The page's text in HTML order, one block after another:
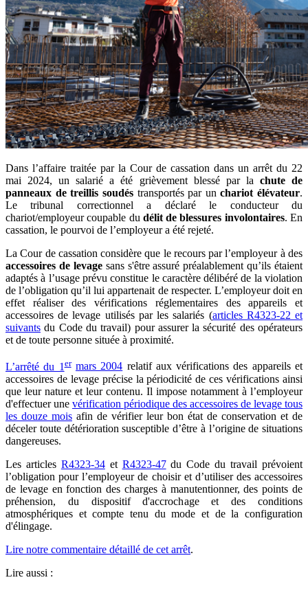
Dans l’affaire traitée par la Cour de cassation dans un arrêt du 22
mai 2024, un salarié a été grièvement blessé par la chute de
panneaux de treillis soudéstransportés par unchariot élévateur.
Le tribunal correctionnel a déclaré le conducteur du
chariot/employeur coupable du délit de blessures involontaires. En
cassation, le pourvoi de l’employeur a été rejeté.
La Cour de cassation considère que le recours par l’employeur à des
accessoires de levage sans s'être assuré préalablement qu’ils étaient
adaptés à l’usage prévu constitue le caractère délibéré de la violation
de l’obligation qu’il lui appartenait de respecter. L’employeur doit en
effet réaliser des vérifications réglementaires des appareils et
accessoires de levage utilisés par les salariés (articles R4323-22 et
suivants du Code du travail) pour assurer la sécurité des opérateurs
et de toute personne située à proximité.
L’arrêté du 1er mars 2004 relatif aux vérifications des appareils et
accessoires de levage précise la périodicité de ces vérifications ainsi
que leur nature et leur contenu. Il impose notamment à l’employeur
d'effectuer une vérification périodique des accessoires de levage tous
les douze mois afin de vérifier leur bon état de conservation et de
déceler toute détérioration susceptible d’être à l’origine de situations
dangereuses.
Les articles R4323-34et R4323-47du Code du travail prévoient
l’obligation pour l’employeur de choisir et d’utiliser des accessoires
de levage en fonction des charges à manutentionner, des points de
préhension, du dispositif d'accrochage et des conditions
atmosphériques et compte tenu du mode et de la configuration
d'élingage.
Lire notre commentaire détaillé de cet arrêt.
Lire aussi :